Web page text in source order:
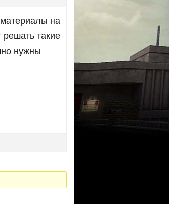
на
решать такие
нужны